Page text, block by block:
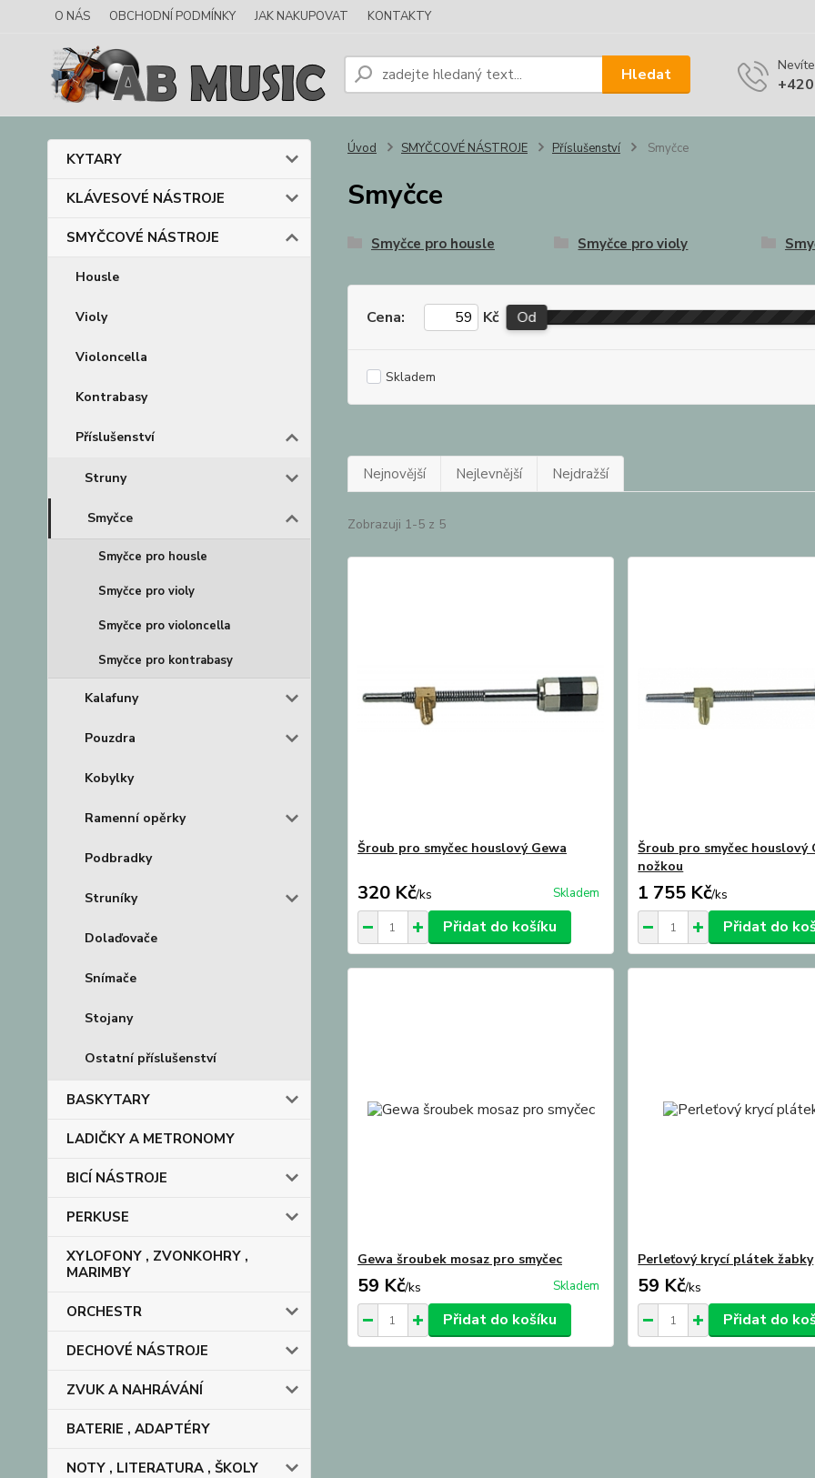
O NÁS OBCHODNÍ PODMÍNKY JAK NAKUPOVAT KONTAKTY
Hledat
KYTARY
KLÁVESOVÉ NÁSTROJE
SMYČCOVÉ NÁSTROJE
Housle
Violy
Violoncella
Kontrabasy
Příslušenství
Struny
Smyčce
Smyčce pro housle
Smyčce pro violy
Smyčce pro violoncella
Smyčce pro kontrabasy
Kalafuny
Pouzdra
Kobylky
Ramenní opěrky
Podbradky
Struníky
Dolaďovače
Snímače
Stojany
Ostatní příslušenství
BASKYTARY
LADIČKY A METRONOMY
BICÍ NÁSTROJE
PERKUSE
XYLOFONY , ZVONKOHRY ,
MARIMBY
ORCHESTR
DECHOVÉ NÁSTROJE
ZVUK A NAHRÁVÁNÍ
BATERIE , ADAPTÉRY
NOTY , LITERATURA , ŠKOLY
Úvod SMYČCOVÉ NÁSTROJE Příslušenství Smyčce
Smyčce
Smyčce pro housle Smyčce pro violy
Cena: Kč Od
Skladem
Nejnovější Nejlevnější Nejdražší
Zobrazuji 1-5 z 5
Šroub pro smyčec houslový Gewa
320 Kč/ks Skladem
Přidat do košíku
Šroub pro smyčec houslový
nožkou
1 755 Kč/ks
Přidat do
Gewa šroubek mosaz pro smyčec
59 Kč/ks Skladem
Přidat do košíku
Perleťový krycí plátek žabky
59 Kč/ks
Přidat do